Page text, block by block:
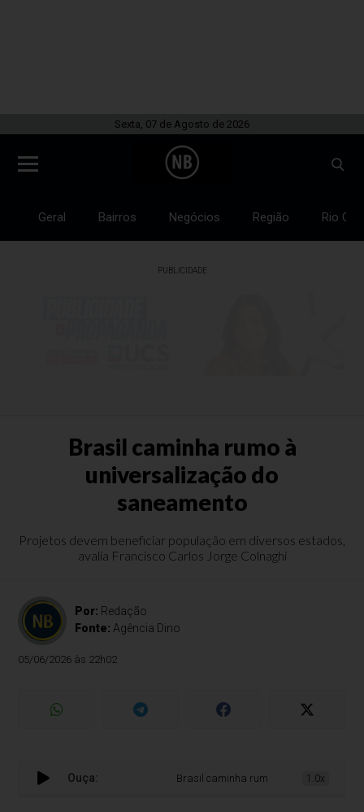
Sexta, 07 de Agosto de 2026
Geral Bairros Negócios Região Rio
PUBLICIDADE
Brasil caminha rumo à
universalização do
saneamento
Projetos devem beneficiar população em diversos estados,
avalia Francisco Carlos Jorge Colnaghi
Por: Redação
Fonte: Agência Dino
05/06/2026 às 22h02
Ouça: Brasil caminha rumo à universalização
1.0x